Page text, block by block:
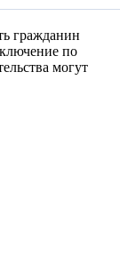
гражданин
по
могут